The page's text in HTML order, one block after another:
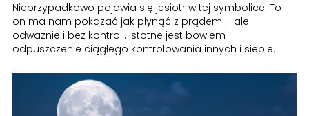
Nieprzypadkowo pojawia się jesiotr w tej symbolice. To
on ma nam pokazać jak płynąć z prądem – ale
odważnie i bez kontroli. Istotne jest bowiem
odpuszczenie ciągłego kontrolowania innych i siebie.